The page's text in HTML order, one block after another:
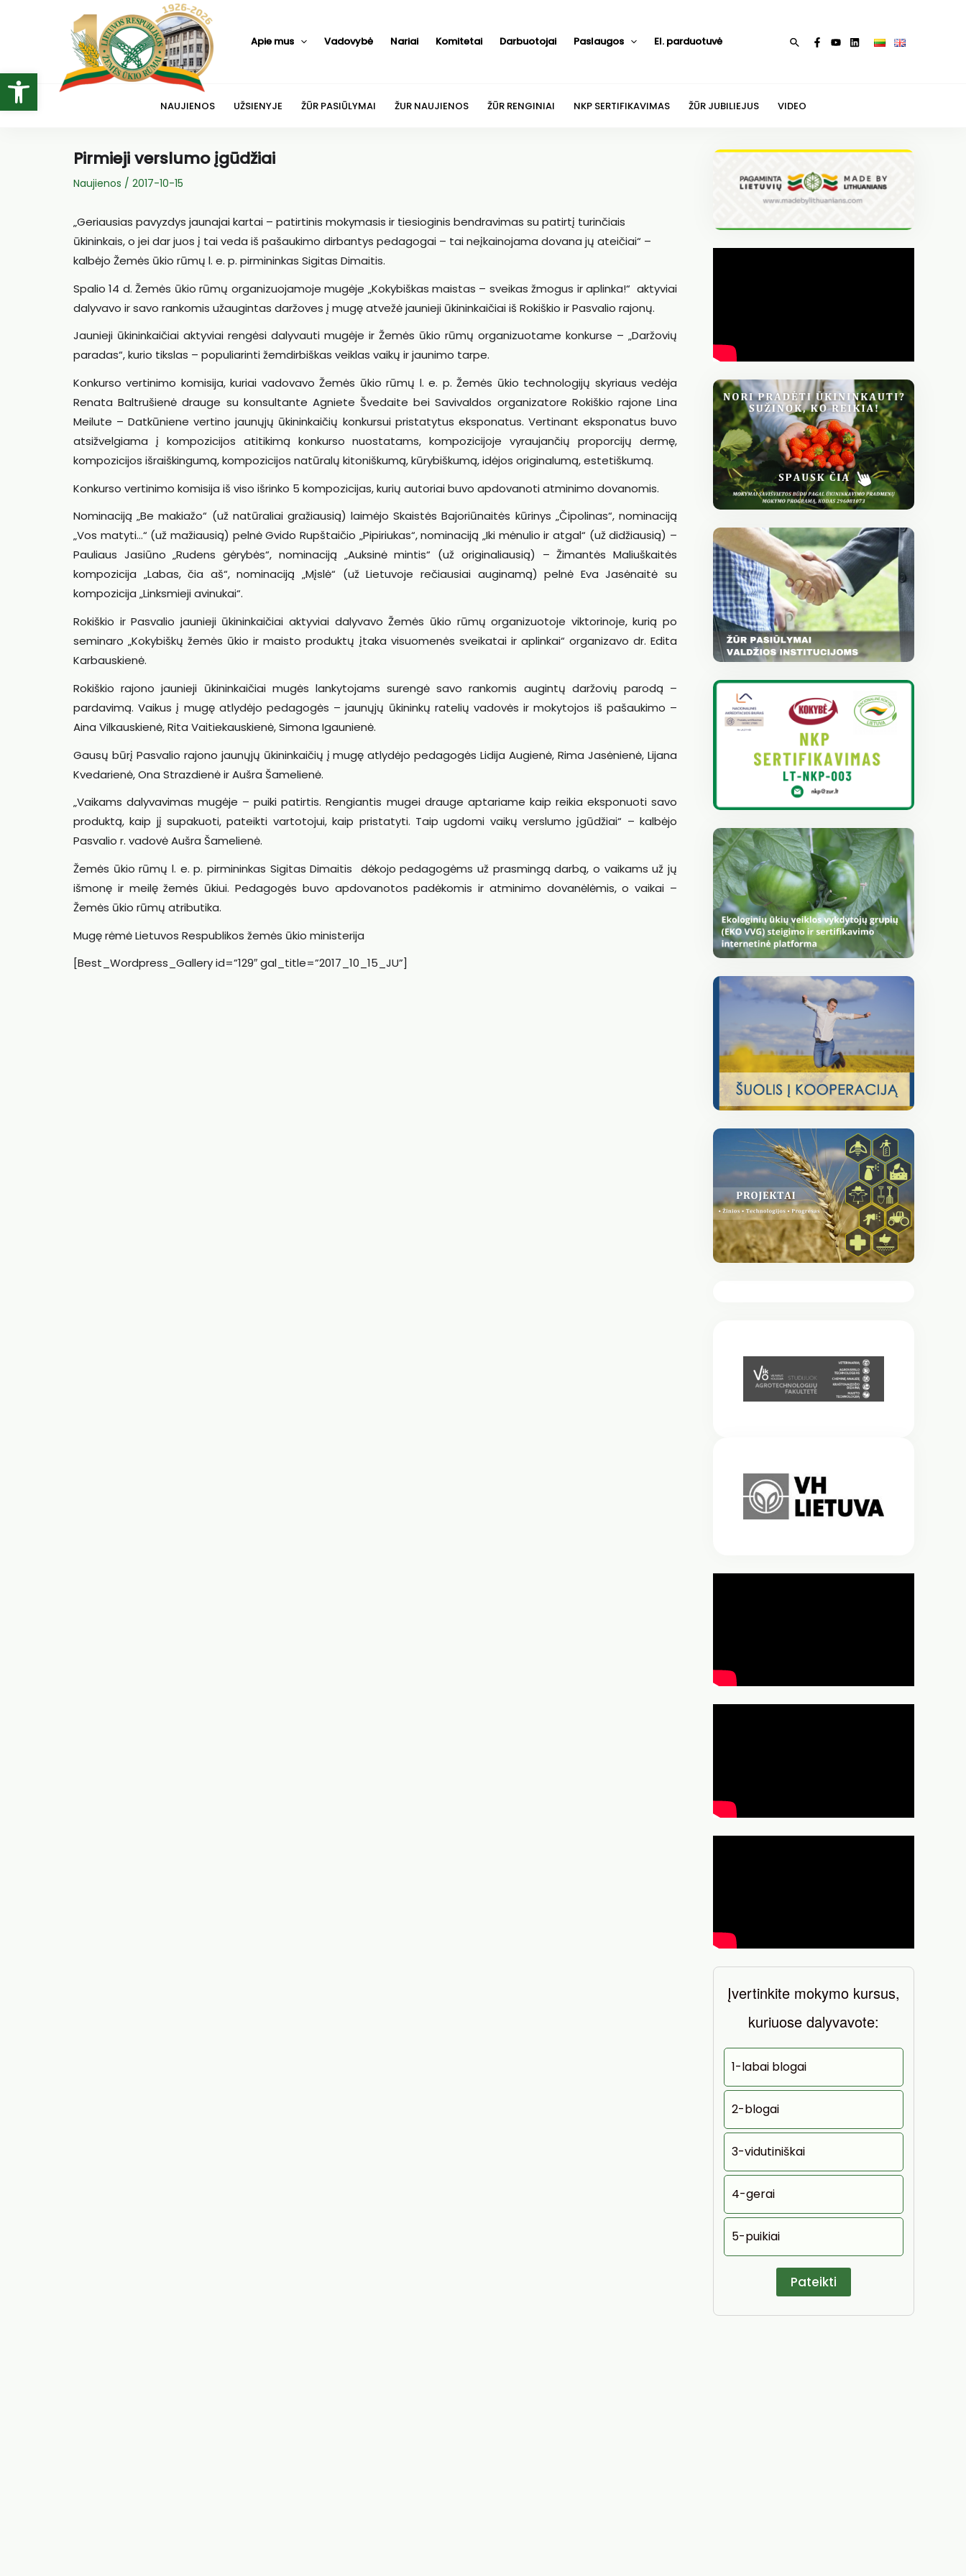
Open toolbar
Apie mus Vadovybė Nariai Komitetai Darbuotojai Paslaugos El. parduotuvė Paieška
NAUJIENOS UŽSIENYJE ŽŪR PASIŪLYMAI ŽUR NAUJIENOS ŽŪR RENGINIAI NKP SERTIFIKAVIMAS ŽŪR JUBILIEJUS VIDEO
Pirmieji verslumo įgūdžiai
Naujienos / 2017-10-15
„Geriausias pavyzdys jaunajai kartai – patirtinis mokymasis ir tiesioginis bendravimas su patirtį turinčiais
ūkininkais, o jei dar juos į tai veda iš pašaukimo dirbantys pedagogai – tai neįkainojama dovana jų ateičiai“ –
kalbėjo Žemės ūkio rūmų l. e. p. pirmininkas Sigitas Dimaitis.
Spalio 14 d. Žemės ūkio rūmų organizuojamoje mugėje „Kokybiškas maistas – sveikas žmogus ir aplinka!“ aktyviai
dalyvavo ir savo rankomis užaugintas daržoves į mugę atvežė jaunieji ūkininkaičiai iš Rokiškio ir Pasvalio rajonų.
Jaunieji ūkininkaičiai aktyviai rengėsi dalyvauti mugėje ir Žemės ūkio rūmų organizuotame konkurse – „Daržovių
paradas“, kurio tikslas – populiarinti žemdirbiškas veiklas vaikų ir jaunimo tarpe.
Konkurso vertinimo komisija, kuriai vadovavo Žemės ūkio rūmų l. e. p. Žemės ūkio technologijų skyriaus vedėja
Renata Baltrušienė drauge su konsultante Agniete Švedaite bei Savivaldos organizatore Rokiškio rajone Lina
Meilute – Datkūniene vertino jaunųjų ūkininkaičių konkursui pristatytus eksponatus. Vertinant eksponatus buvo
atsižvelgiama į kompozicijos atitikimą konkurso nuostatams, kompozicijoje vyraujančių proporcijų dermę,
kompozicijos išraiškingumą, kompozicijos natūralų kitoniškumą, kūrybiškumą, idėjos originalumą, estetiškumą.
Konkurso vertinimo komisija iš viso išrinko 5 kompozicijas, kurių autoriai buvo apdovanoti atminimo dovanomis.
Nominaciją „Be makiažo“ (už natūraliai gražiausią) laimėjo Skaistės Bajoriūnaitės kūrinys „Čipolinas“, nominaciją
„Vos matyti…“ (už mažiausią) pelnė Gvido Rupštaičio „Pipiriukas“, nominaciją „Iki mėnulio ir atgal“ (už didžiausią) –
Pauliaus Jasiūno „Rudens gėrybės“, nominaciją „Auksinė mintis“ (už originaliausią) – Žimantės Maliuškaitės
kompozicija „Labas, čia aš“, nominaciją „Mįslė“ (už Lietuvoje rečiausiai auginamą) pelnė Eva Jasėnaitė su
kompozicija „Linksmieji avinukai“.
Rokiškio ir Pasvalio jaunieji ūkininkaičiai aktyviai dalyvavo Žemės ūkio rūmų organizuotoje viktorinoje, kurią po
seminaro „Kokybiškų žemės ūkio ir maisto produktų įtaka visuomenės sveikatai ir aplinkai“ organizavo dr. Edita
Karbauskienė.
Rokiškio rajono jaunieji ūkininkaičiai mugės lankytojams surengė savo rankomis augintų daržovių parodą –
pardavimą. Vaikus į mugę atlydėjo pedagogės – jaunųjų ūkininkų ratelių vadovės ir mokytojos iš pašaukimo –
Aina Vilkauskienė, Rita Vaitiekauskienė, Simona Igaunienė.
Gausų būrį Pasvalio rajono jaunųjų ūkininkaičių į mugę atlydėjo pedagogės Lidija Augienė, Rima Jasėnienė, Lijana
Kvedarienė, Ona Strazdienė ir Aušra Šamelienė.
„Vaikams dalyvavimas mugėje – puiki patirtis. Rengiantis mugei drauge aptariame kaip reikia eksponuoti savo
produktą, kaip jį supakuoti, pateikti vartotojui, kaip pristatyti. Taip ugdomi vaikų verslumo įgūdžiai“ – kalbėjo
Pasvalio r. vadovė Aušra Šamelienė.
Žemės ūkio rūmų l. e. p. pirmininkas Sigitas Dimaitis dėkojo pedagogėms už prasmingą darbą, o vaikams už jų
išmonę ir meilę žemės ūkiui. Pedagogės buvo apdovanotos padėkomis ir atminimo dovanėlėmis, o vaikai –
Žemės ūkio rūmų atributika.
Mugę rėmė Lietuvos Respublikos žemės ūkio ministerija
[Best_Wordpress_Gallery id=”129″ gal_title=”2017_10_15_JU”]
Įvertinkite mokymo kursus,
kuriuose dalyvavote:
1-labai blogai
2-blogai
3-vidutiniškai
4-gerai
5-puikiai